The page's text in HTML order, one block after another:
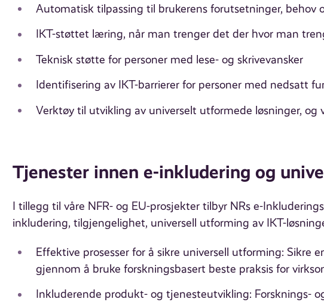
Automatisk tilpassing til brukerens forutsetninger, behov
IKT-støttet læring, når man trenger det der hvor man
Teknisk støtte for personer med lese- og skrivevansker
Identifisering av IKT-barrierer for personer med nedsatt
Verktøy til utvikling av universelt utformede løsninger,
Tjenester innen e-inkludering og
I tillegg til våre NFR- og EU-prosjekter tilbyr NRs e-
inkludering, tilgjengelighet, universell utforming av IKT-
Effektive prosesser for å sikre universell utforming: Sikre
gjennom å bruke forskningsbasert beste praksis for
Inkluderende produkt- og tjenesteutvikling: Forsknings-